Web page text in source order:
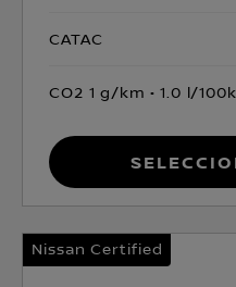
CATAC
CO2 1 g/km 1.0 l/
Nissan Certified